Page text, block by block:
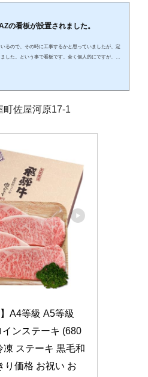
の看板が設置されました。
るので、その時に工事するかと思っていましたが、定
した。という事で看板です。全く個人的にですが、ス
町佐屋河原17-1
A4等級 A5等級
ンステーキ (680
凍 ステーキ 黒毛和
り価格 お祝い お